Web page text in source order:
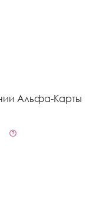
Альфа-Карты